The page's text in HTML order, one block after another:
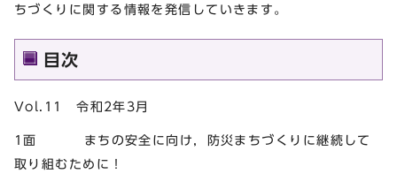
ちづくりに関する情報を発信していきます。
目次
Vol.11 令和2年3月
1面 まちの安全に向け，防災まちづくりに継続して
取り組むために！